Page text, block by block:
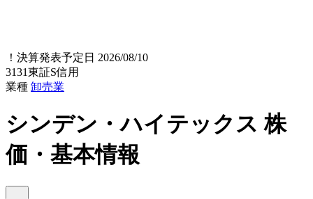
！ 決算発表予定日 2026/08/10
3131東証S信用
業種 卸売業
シンデン・ハイテックス株
価・基本情報